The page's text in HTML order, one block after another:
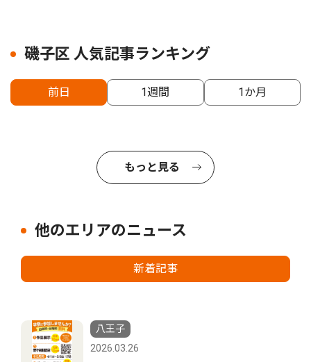
磯子区 人気記事ランキング
前日 1週間 1か月
もっと見る
他のエリアのニュース
新着記事
八王子
2026.03.26